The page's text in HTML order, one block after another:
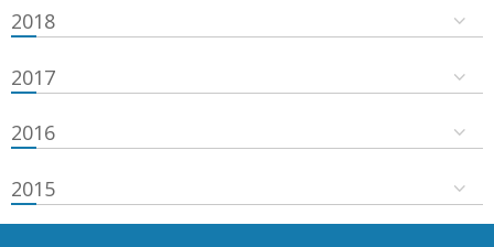
2018
2017
2016
2015